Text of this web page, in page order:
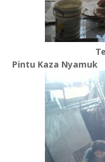
Pintu Kaza Nyamuk